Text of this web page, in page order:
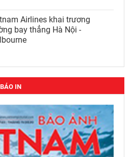
Airlines khai trương
bay thẳng Hà Nội -
IN